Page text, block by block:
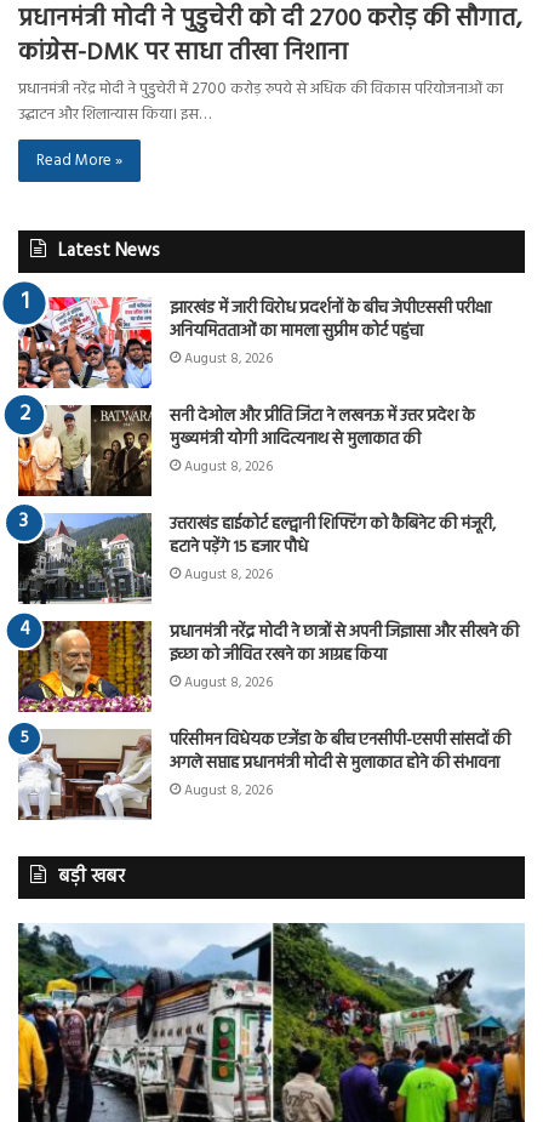
प्रधानमंत्री मोदी ने पुडुचेरी को दी 2700 करोड़ की सौगात,
कांग्रेस-DMK पर साधा तीखा निशाना
प्रधानमंत्री नरेंद्र मोदी ने पुडुचेरी में 2700 करोड़ रुपये से अधिक की विकास परियोजनाओं का
उद्घाटन और शिलान्यास किया। इस…
Read More »
Latest News
झारखंड में जारी विरोध प्रदर्शनों के बीच जेपीएससी परीक्षा
अनियमितताओं का मामला सुप्रीम कोर्ट पहुंचा
August 8, 2026
सनी देओल और प्रीति जिंटा ने लखनऊ में उत्तर प्रदेश के
मुख्यमंत्री योगी आदित्यनाथ से मुलाकात की
August 8, 2026
उत्तराखंड हाईकोर्ट हल्द्वानी शिफ्टिंग को कैबिनेट की मंजूरी,
हटाने पड़ेंगे 15 हजार पौधे
August 8, 2026
प्रधानमंत्री नरेंद्र मोदी ने छात्रों से अपनी जिज्ञासा और सीखने की
इच्छा को जीवित रखने का आग्रह किया
August 8, 2026
परिसीमन विधेयक एजेंडा के बीच एनसीपी-एसपी सांसदों की
अगले सप्ताह प्रधानमंत्री मोदी से मुलाकात होने की संभावना
August 8, 2026
बड़ी खबर